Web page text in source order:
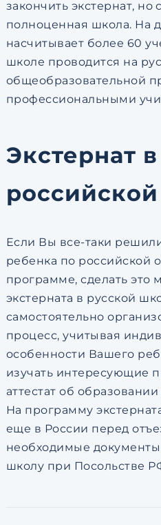
закончить экстернат, но
полноценная школа. На
насчитывает более 60
школе проводится на
общеобразовательной
профессиональными
Экстернат в
Если Вы все-таки
ребенка по российской
программе, сделать
экстерната в русской
самостоятельно
процесс, учитывая
особенности Вашего
изучать интересующие
аттестат об
На программу
еще в России перед
необходимые документы
школу при Посольстве